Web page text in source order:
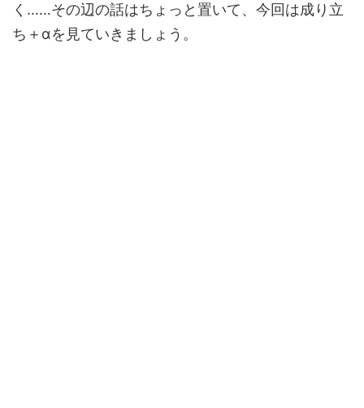
く……その辺の話はちょっと置いて、今回は成り立
ち＋αを見ていきましょう。